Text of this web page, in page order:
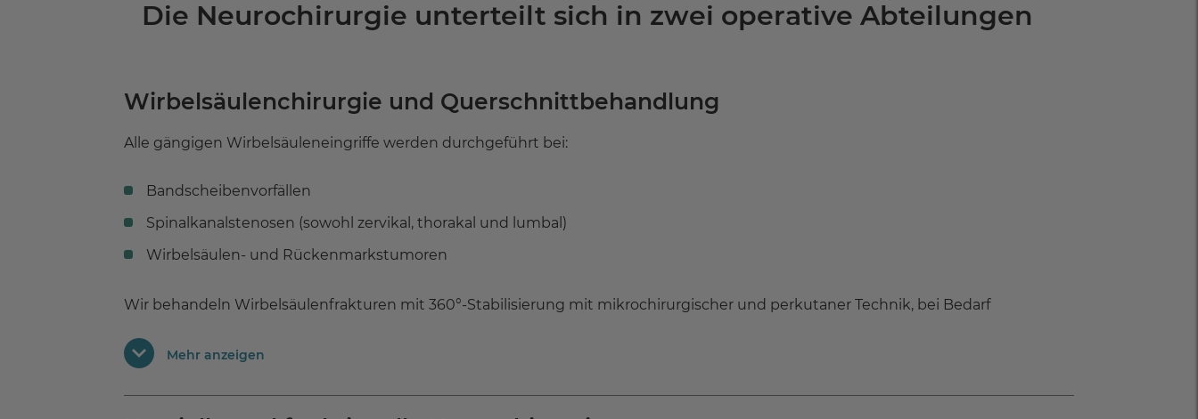
Die Neurochirurgie unterteilt sich in zwei operative Abteilungen
Wirbelsäulenchirurgie und Querschnittbehandlung
Alle gängigen Wirbelsäuleneingriffe werden durchgeführt bei:
Bandscheibenvorfällen
Spinalkanalstenosen (sowohl zervikal, thorakal und lumbal)
Wirbelsäulen- und Rückenmarkstumoren
Wir behandeln Wirbelsäulenfrakturen mit 360°-Stabilisierung mit mikrochirurgischer und perkutaner Technik, bei Bedarf
Weitere Operationsverfahren sind:
Mehr anzeigen